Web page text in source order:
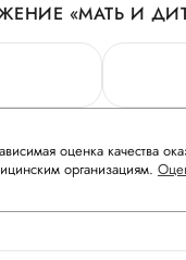
«МАТЬ И
оценка качества
организациям.